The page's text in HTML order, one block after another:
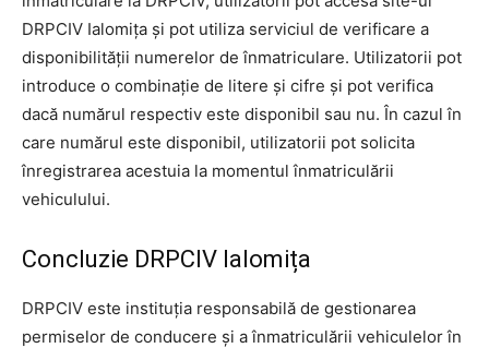
DRPCIV Ialomița și pot utiliza serviciul de verificare a
disponibilității numerelor de înmatriculare. Utilizatorii pot
introduce o combinație de litere și cifre și pot verifica
dacă numărul respectiv este disponibil sau nu. În cazul în
care numărul este disponibil, utilizatorii pot solicita
înregistrarea acestuia la momentul înmatriculării
vehiculului.
Concluzie DRPCIV Ialomița
DRPCIV este instituția responsabilă de gestionarea
permiselor de conducere și a înmatriculării vehiculelor în